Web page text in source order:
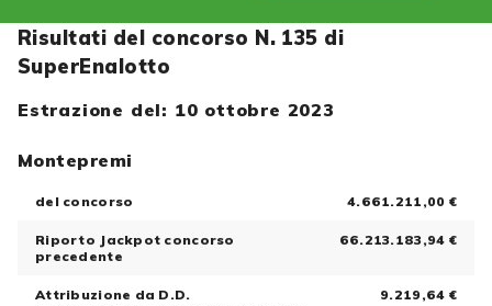
Risultati del concorso N. 135 di
SuperEnalotto
Estrazione del: 10 ottobre 2023
Montepremi
del concorso 4.661.211,00 €
Riporto Jackpot concorso
precedente
66.213.183,94 €
Attribuzione da D.D.
9.219,64 €